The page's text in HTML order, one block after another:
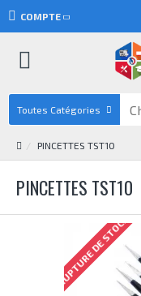
COMPTE
Toutes Catégories
PINCETTES TST10
PINCETTES TST10
RUPTURE DE STOCK